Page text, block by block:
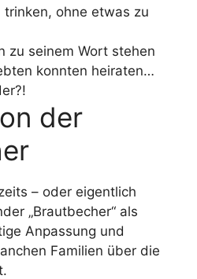
ohne etwas zu
zu seinem Wort stehen
konnten heiraten…
der
– oder eigentlich
„Brautbecher“ als
Anpassung und
Familien über die